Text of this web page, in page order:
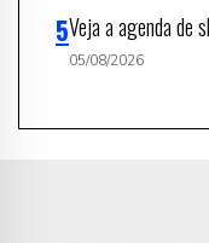
Veja a agenda de
05/08/2026